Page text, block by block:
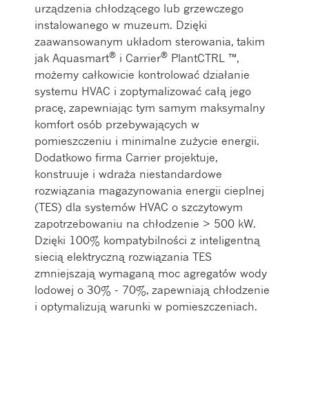
urządzenia chłodzącego lub grzewczego
instalowanego w muzeum. Dzięki
zaawansowanym układom sterowania, takim
jak Aquasmart® i Carrier® PlantCTRL ™,
możemy całkowicie kontrolować działanie
systemu HVAC i zoptymalizować całą jego
pracę, zapewniając tym samym maksymalny
komfort osób przebywających w
pomieszczeniu i minimalne zużycie energii.
Dodatkowo firma Carrier projektuje,
konstruuje i wdraża niestandardowe
rozwiązania magazynowania energii cieplnej
(TES) dla systemów HVAC o szczytowym
zapotrzebowaniu na chłodzenie > 500 kW.
Dzięki 100% kompatybilności z inteligentną
siecią elektryczną rozwiązania TES
zmniejszają wymaganą moc agregatów wody
lodowej o 30% - 70%, zapewniają chłodzenie
i optymalizują warunki w pomieszczeniach.